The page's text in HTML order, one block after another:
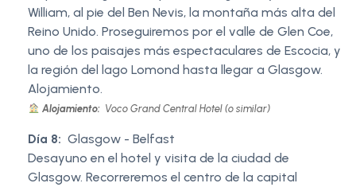
William, al pie del Ben Nevis, la montaña más alta del
Reino Unido. Proseguiremos por el valle de Glen Coe,
uno de los paisajes más espectaculares de Escocia, y
la región del lago Lomond hasta llegar a Glasgow.
Alojamiento.
Alojamiento: Voco Grand Central Hotel (o similar)
Día 8: Glasgow - Belfast
Desayuno en el hotel y visita de la ciudad de
Glasgow. Recorreremos el centro de la capital